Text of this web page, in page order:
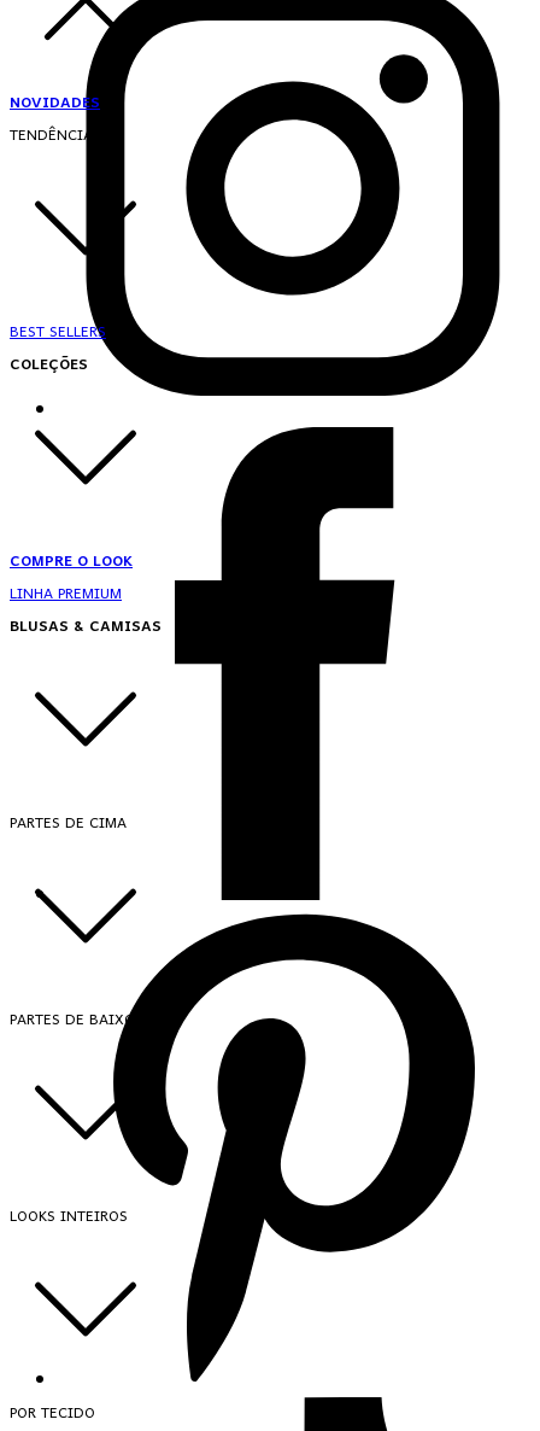
NOVIDADES
TENDÊNCIAS
BEST SELLERS
COLEÇÕES
COMPRE O LOOK
LINHA PREMIUM
BLUSAS & CAMISAS
PARTES DE CIMA
PARTES DE BAIXO
LOOKS INTEIROS
POR TECIDO